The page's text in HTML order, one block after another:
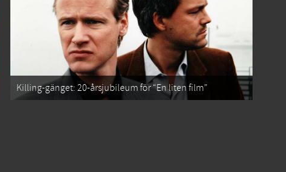
Killing-gänget: 20-årsjubileum för “En liten film”